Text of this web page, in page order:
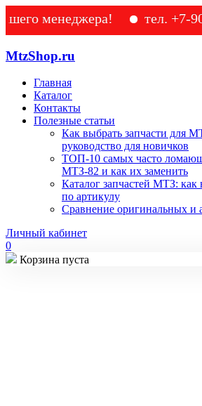
менеджера! тел. +7-905-
MtzShop.ru
Главная
Каталог
Контакты
Полезные статьи
Как выбрать запчасти для
руководство для новичков
ТОП-10 самых часто
МТЗ-82 и как их заменить
Каталог запчастей МТЗ:
по артикулу
Сравнение оригинальных и
Личный кабинет
0
Корзина пуста